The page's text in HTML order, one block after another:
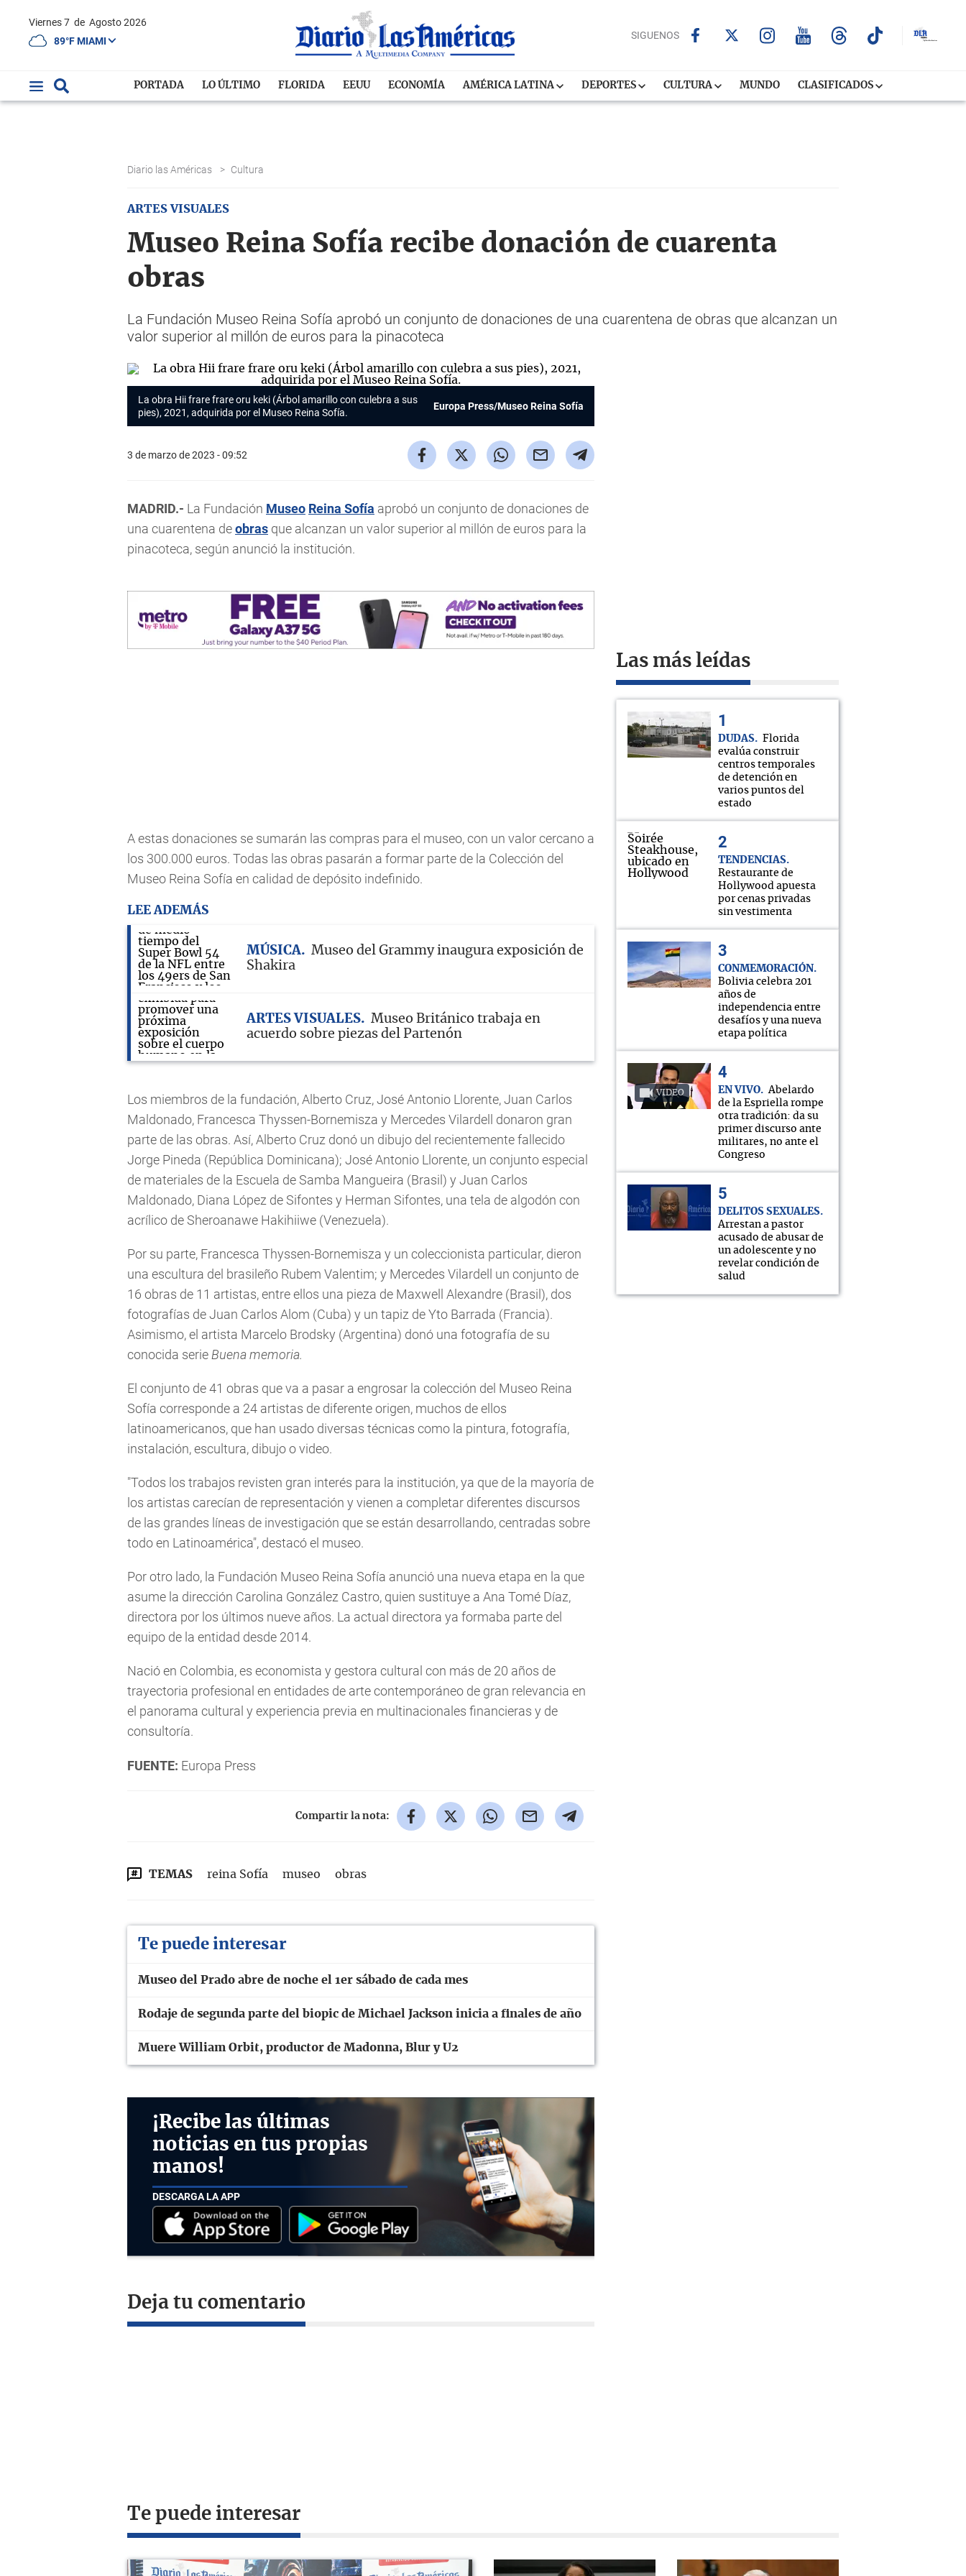
Viernes 7 de Agosto 2026
89°F MIAMI
SIGUENOS
PORTADA LO ÚLTIMO FLORIDA EEUU ECONOMÍA AMÉRICA LATINA DEPORTES CULTURA MUNDO CLASIFICADOS
Diario las Américas > Cultura
ARTES VISUALES
Museo Reina Sofía recibe donación de cuarenta
obras
La Fundación Museo Reina Sofía aprobó un conjunto de donaciones de una cuarentena de obras que alcanzan un
valor superior al millón de euros para la pinacoteca
La obra Hii frare frare oru keki (Árbol amarillo con culebra a sus
pies), 2021, adquirida por el Museo Reina Sofía.
Europa Press/Museo Reina Sofía
3 de marzo de 2023 - 09:52
MADRID.- La Fundación Museo Reina Sofía aprobó un conjunto de donaciones de
una cuarentena deobras que alcanzan un valor superior al millón de euros para la
pinacoteca, según anunció la institución.
A estas donaciones se sumarán las compras para el museo, con un valor cercano a
los 300.000 euros. Todas las obras pasarán a formar parte de la Colección del
Museo Reina Sofía en calidad de depósito indefinido.
LEE ADEMÁS
MÚSICA
Museo del Grammy inaugura exposición de
Shakira
ARTES VISUALES
Museo Británico trabaja en
acuerdo sobre piezas del Partenón
Los miembros de la fundación, Alberto Cruz, José Antonio Llorente, Juan Carlos
Maldonado, Francesca Thyssen-Bornemisza y Mercedes Vilardell donaron gran
parte de las obras. Así, Alberto Cruz donó un dibujo del recientemente fallecido
Jorge Pineda (República Dominicana); José Antonio Llorente, un conjunto especial
de materiales de la Escuela de Samba Mangueira (Brasil) y Juan Carlos
Maldonado, Diana López de Sifontes y Herman Sifontes, una tela de algodón con
acrílico de Sheroanawe Hakihiiwe (Venezuela).
Por su parte, Francesca Thyssen-Bornemisza y un coleccionista particular, dieron
una escultura del brasileño Rubem Valentim; y Mercedes Vilardell un conjunto de
16 obras de 11 artistas, entre ellos una pieza de Maxwell Alexandre (Brasil), dos
fotografías de Juan Carlos Alom (Cuba) y un tapiz de Yto Barrada (Francia).
Asimismo, el artista Marcelo Brodsky (Argentina) donó una fotografía de su
conocida serie Buena memoria.
El conjunto de 41 obras que va a pasar a engrosar la colección del Museo Reina
Sofía corresponde a 24 artistas de diferente origen, muchos de ellos
latinoamericanos, que han usado diversas técnicas como la pintura, fotografía,
instalación, escultura, dibujo o video.
"Todos los trabajos revisten gran interés para la institución, ya que de la mayoría de
los artistas carecían de representación y vienen a completar diferentes discursos
de las grandes líneas de investigación que se están desarrollando, centradas sobre
todo en Latinoamérica", destacó el museo.
Por otro lado, la Fundación Museo Reina Sofía anunció una nueva etapa en la que
asume la dirección Carolina González Castro, quien sustituye a Ana Tomé Díaz,
directora por los últimos nueve años. La actual directora ya formaba parte del
equipo de la entidad desde 2014.
Nació en Colombia, es economista y gestora cultural con más de 20 años de
trayectoria profesional en entidades de arte contemporáneo de gran relevancia en
el panorama cultural y experiencia previa en multinacionales financieras y de
consultoría.
FUENTE: Europa Press
Compartir la nota:
TEMAS reina Sofía museo obras
Te puede interesar
Museo del Prado abre de noche el 1er sábado de cada mes
Rodaje de segunda parte del biopic de Michael Jackson inicia a finales de año
Muere William Orbit, productor de Madonna, Blur y U2
¡Recibe las últimas
noticias en tus propias
manos!
DESCARGA LA APP
Deja tu comentario
Las más leídas
DUDAS
Florida
evalúa construir
centros temporales
de detención en
varios puntos del
estado
TENDENCIAS
Restaurante de
Hollywood apuesta
por cenas privadas
sin vestimenta
CONMEMORACIÓN
Bolivia celebra 201
años de
independencia entre
desafíos y una nueva
etapa política
VIDEO EN VIVO
Abelardo
de la Espriella rompe
otra tradición: da su
primer discurso ante
militares, no ante el
Congreso
DELITOS SEXUALES
Arrestan a pastor
acusado de abusar de
un adolescente y no
revelar condición de
salud
Te puede interesar